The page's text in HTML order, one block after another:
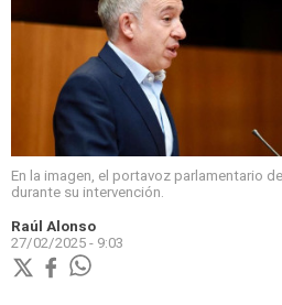
En la imagen, el portavoz parlamentario
durante su intervención.
Raúl Alonso
27/02/2025 - 9:03